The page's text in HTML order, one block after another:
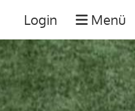
Login Menü